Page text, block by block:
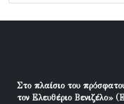
Στο πλαίσιο του
τον Ελευθέριο Βενιζέλο»